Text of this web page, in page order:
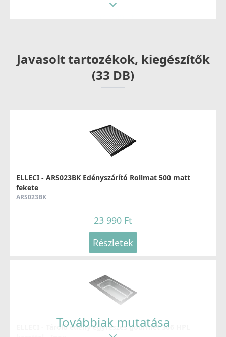
ELLECI - Csaptelep Fold Matt fekete
ELLECI - Csaptelep Stream Plus - matt fekete
137 990 Ft
Részletek
Javasolt tartozékok, kiegészítők
(33 DB)
ELLECI - ARS023BK Edényszárító Rollmat 500 matt
fekete
ARS023BK
23 990 Ft
Részletek
ELLECI - Tároló edény egyrészes gourmet 366 HPL
Továbbiak mutatása